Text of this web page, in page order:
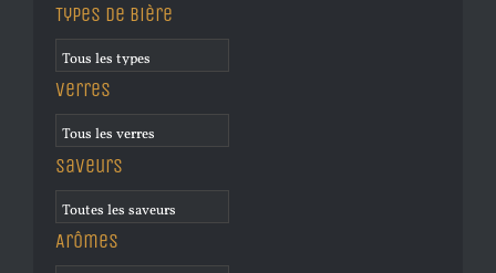
Types de bière
Verres
Saveurs
Arômes